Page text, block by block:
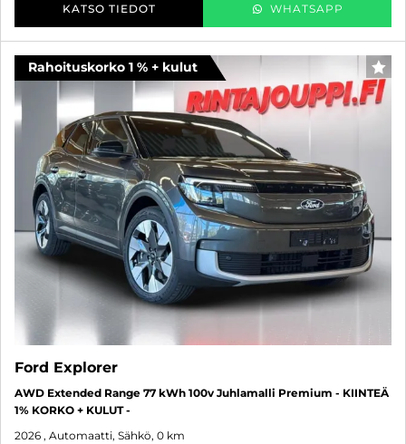
KATSO TIEDOT WHATSAPP
Rahoituskorko 1 % + kulut
Ford Explorer
AWD Extended Range 77 kWh 100v Juhlamalli Premium - KIINTEÄ
1% KORKO + KULUT -
2026 , Automaatti, Sähkö, 0 km